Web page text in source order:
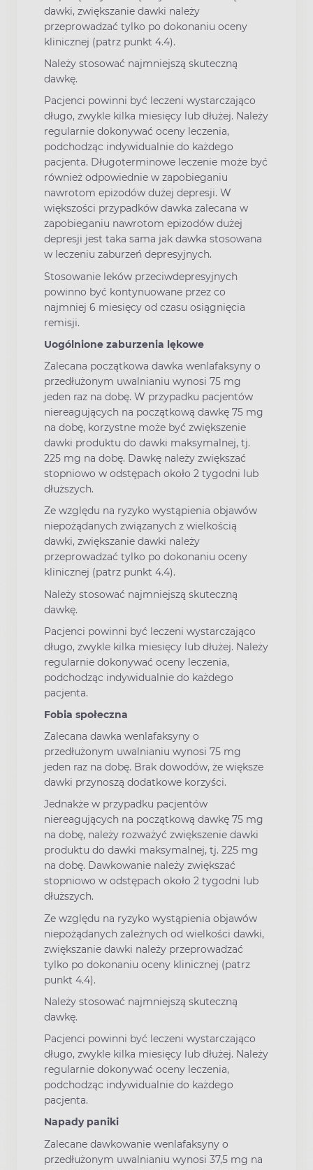
dawki, zwiększanie dawki należy
przeprowadzać tylko po dokonaniu oceny
klinicznej (patrz punkt 4.4).
Należy stosować najmniejszą skuteczną
dawkę.
Pacjenci powinni być leczeni wystarczająco
długo, zwykle kilka miesięcy lub dłużej. Należy
regularnie dokonywać oceny leczenia,
podchodząc indywidualnie do każdego
pacjenta. Długoterminowe leczenie może być
również odpowiednie w zapobieganiu
nawrotom epizodów dużej depresji. W
większości przypadków dawka zalecana w
zapobieganiu nawrotom epizodów dużej
depresji jest taka sama jak dawka stosowana
w leczeniu zaburzeń depresyjnych.
Stosowanie leków przeciwdepresyjnych
powinno być kontynuowane przez co
najmniej 6 miesięcy od czasu osiągnięcia
remisji.
Uogólnione zaburzenia lękowe
Zalecana początkowa dawka wenlafaksyny o
przedłużonym uwalnianiu wynosi 75 mg
jeden raz na dobę. W przypadku pacjentów
niereagujących na początkową dawkę 75 mg
na dobę, korzystne może być zwiększenie
dawki produktu do dawki maksymalnej, tj.
225 mg na dobę. Dawkę należy zwiększać
stopniowo w odstępach około 2 tygodni lub
dłuższych.
Ze względu na ryzyko wystąpienia objawów
niepożądanych związanych z wielkością
dawki, zwiększanie dawki należy
przeprowadzać tylko po dokonaniu oceny
klinicznej (patrz punkt 4.4).
Należy stosować najmniejszą skuteczną
dawkę.
Pacjenci powinni być leczeni wystarczająco
długo, zwykle kilka miesięcy lub dłużej. Należy
regularnie dokonywać oceny leczenia,
podchodząc indywidualnie do każdego
pacjenta.
Fobia społeczna
Zalecana dawka wenlafaksyny o
przedłużonym uwalnianiu wynosi 75 mg
jeden raz na dobę. Brak dowodów, że większe
dawki przynoszą dodatkowe korzyści.
Jednakże w przypadku pacjentów
niereagujących na początkową dawkę 75 mg
na dobę, należy rozważyć zwiększenie dawki
produktu do dawki maksymalnej, tj. 225 mg
na dobę. Dawkowanie należy zwiększać
stopniowo w odstępach około 2 tygodni lub
dłuższych.
Ze względu na ryzyko wystąpienia objawów
niepożądanych zależnych od wielkości dawki,
zwiększanie dawki należy przeprowadzać
tylko po dokonaniu oceny klinicznej (patrz
punkt 4.4).
Należy stosować najmniejszą skuteczną
dawkę.
Pacjenci powinni być leczeni wystarczająco
długo, zwykle kilka miesięcy lub dłużej. Należy
regularnie dokonywać oceny leczenia,
podchodząc indywidualnie do każdego
pacjenta.
Napady paniki
Zalecane dawkowanie wenlafaksyny o
przedłużonym uwalnianiu wynosi 37,5 mg na